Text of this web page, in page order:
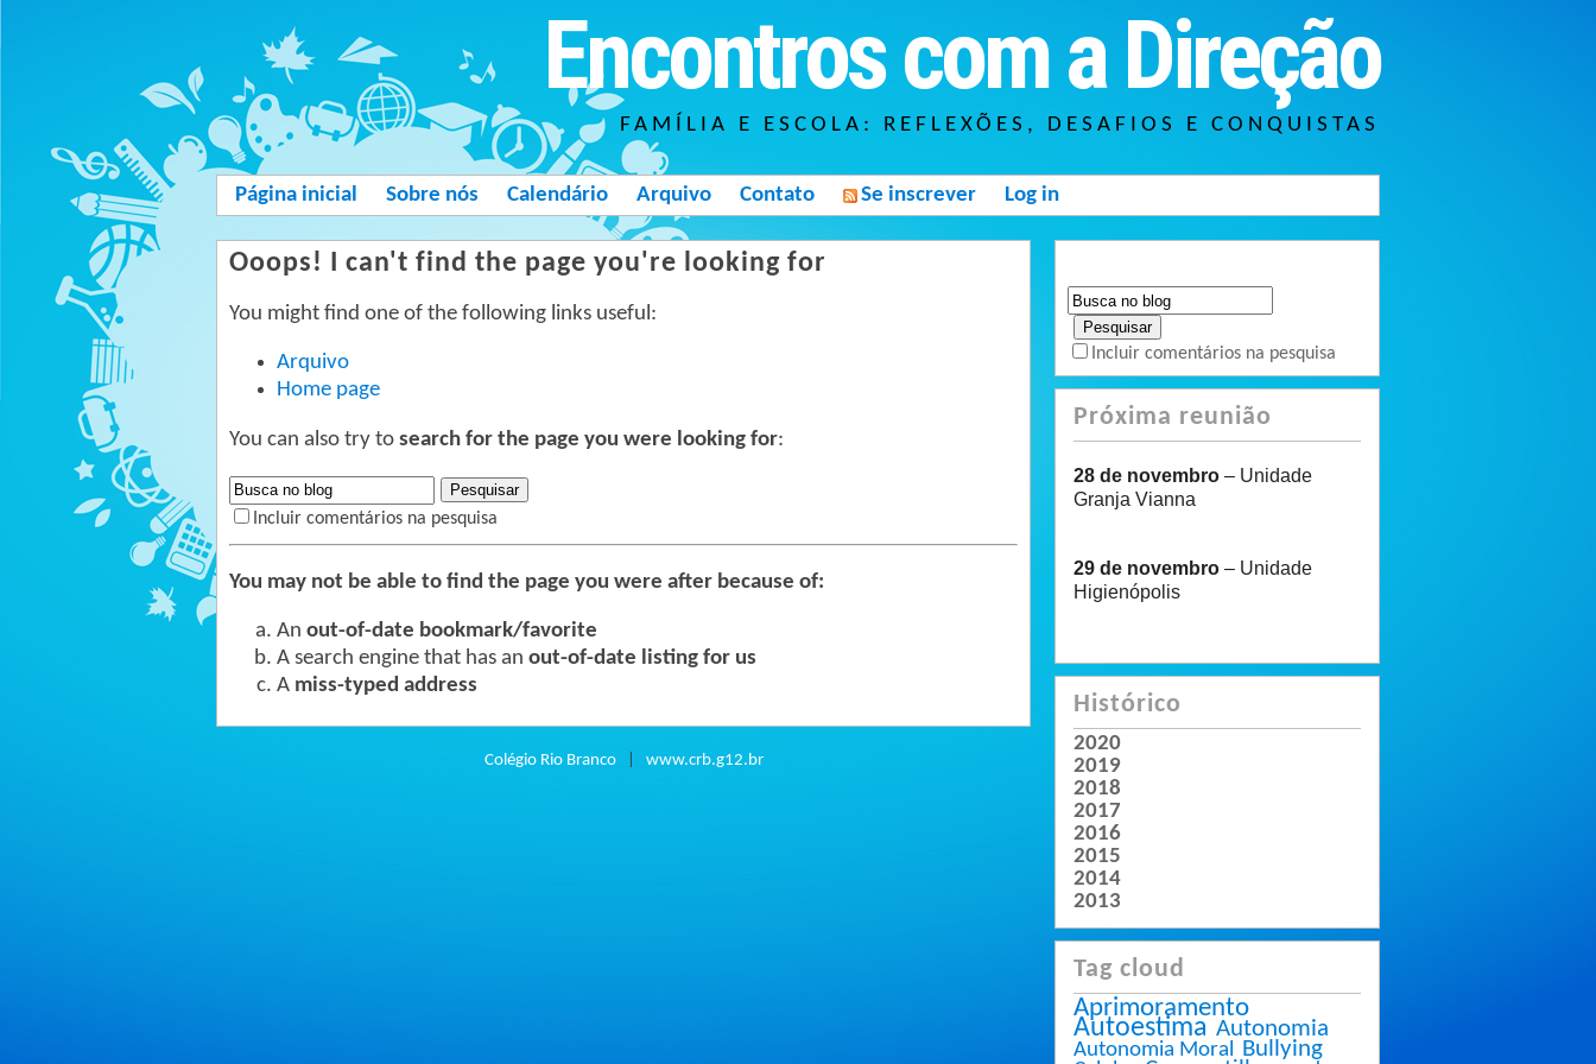
Encontros com a Direção
FAMÍLIA E ESCOLA: REFLEXÕES, DESAFIOS E CONQUISTAS
Página inicial Sobre nós Calendário Arquivo Contato Se inscrever Log in
Ooops! I can't find the page you're looking for
You might find one of the following links useful:
Arquivo
Home page
You can also try to search for the page you were looking for:
Incluir comentários na pesquisa
You may not be able to find the page you were after because of:
An out-of-date bookmark/favorite
A search engine that has an out-of-date listing for us
A miss-typed address
Colégio Rio Branco| www.crb.g12.br
Incluir comentários na pesquisa
Próxima reunião
28 de novembro– Unidade
Granja Vianna
29 de novembro – Unidade
Higienópolis
Histórico
2020
2019
2018
2017
2016
2015
2014
2013
Tag cloud
Aprimoramento
Autoestima Autonomia
Autonomia Moral Bullying